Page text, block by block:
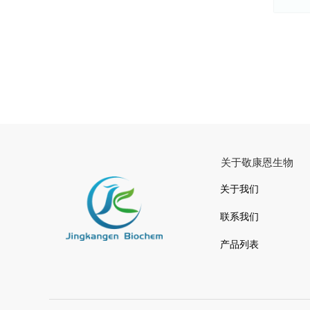
关于敬康恩生物
关于我们
联系我们
产品列表